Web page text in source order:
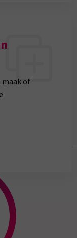
maak of